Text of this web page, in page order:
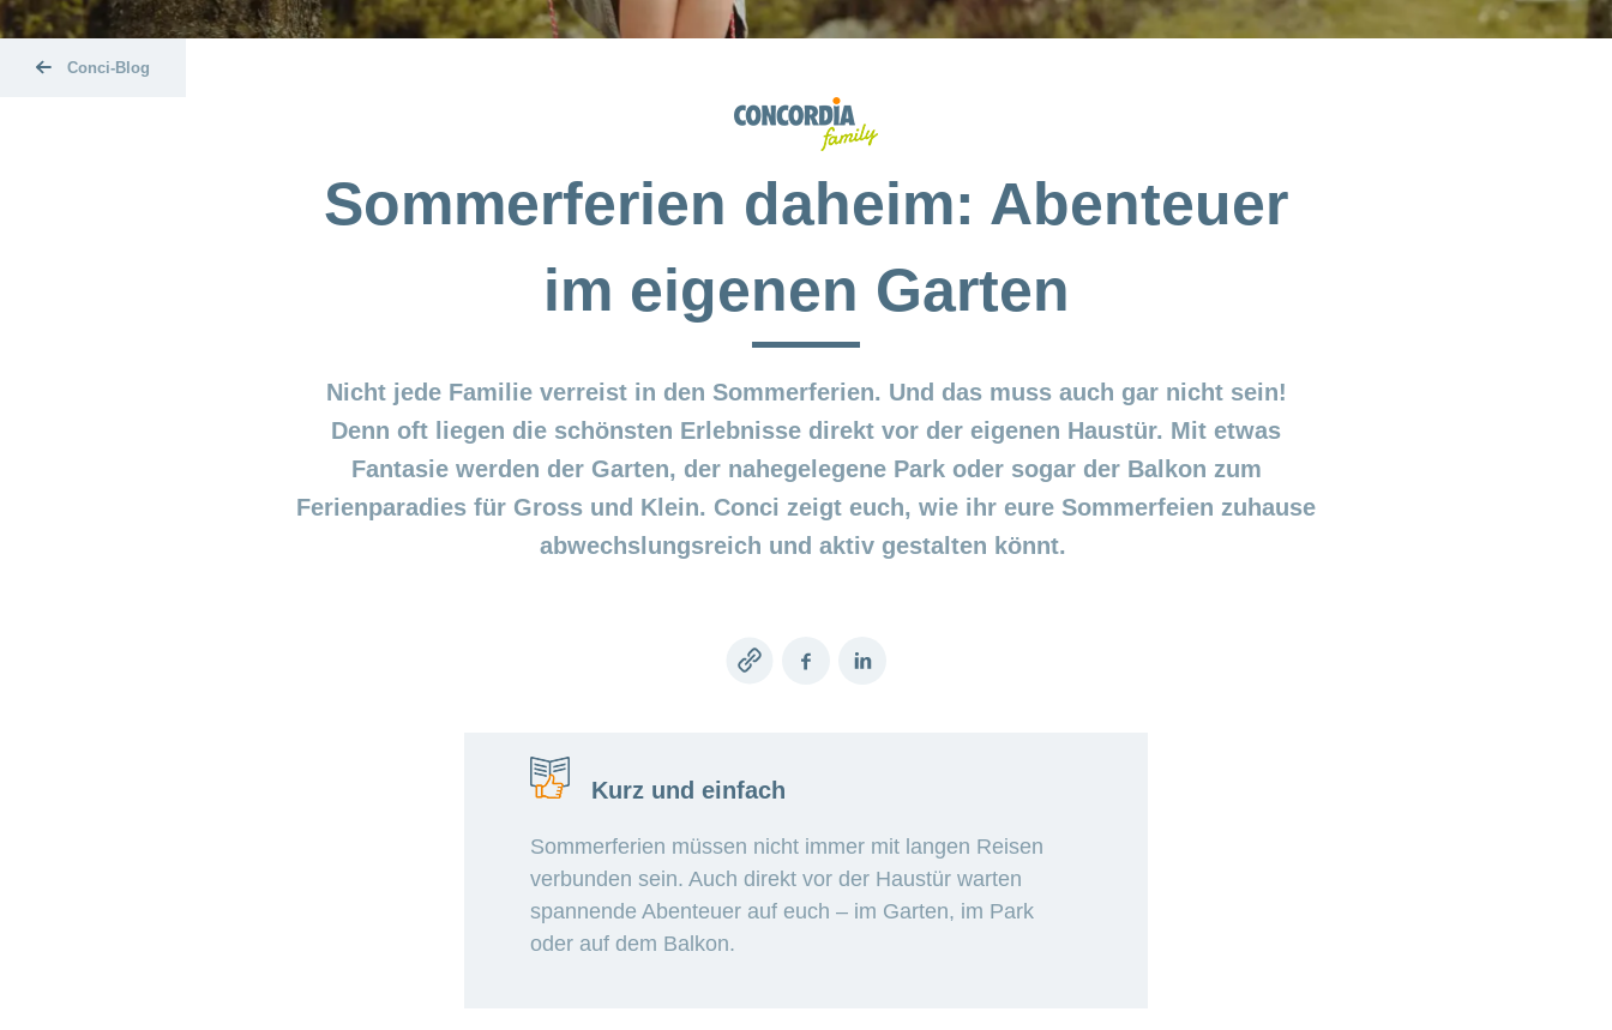
Conci-Blog
Sommerferien daheim: Abenteuer
im eigenen Garten
Nicht jede Familie verreist in den Sommerferien. Und das muss auch gar nicht sein!
Denn oft liegen die schönsten Erlebnisse direkt vor der eigenen Haustür. Mit etwas
Fantasie werden der Garten, der nahegelegene Park oder sogar der Balkon zum
Ferienparadies für Gross und Klein. Conci zeigt euch, wie ihr eure Sommerfeien zuhause
abwechslungsreich und aktiv gestalten könnt.
Copy
FacebookLinkedIn
Kurz und einfach
Sommerferien müssen nicht immer mit langen Reisen
verbunden sein. Auch direkt vor der Haustür warten
spannende Abenteuer auf euch – im Garten, im Park
oder auf dem Balkon.